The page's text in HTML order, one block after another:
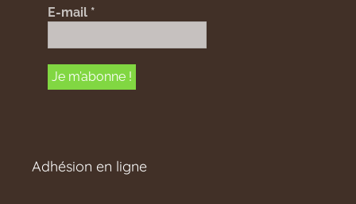
E-mail *
Adhésion en ligne